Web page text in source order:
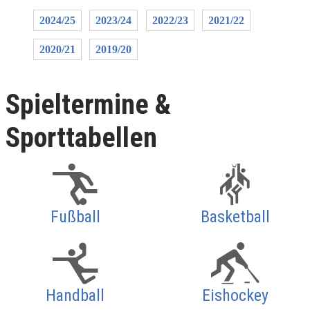
2024/25 2023/24 2022/23 2021/22
2020/21 2019/20
Spieltermine &
Sporttabellen
Fußball Basketball
Handball Eishockey